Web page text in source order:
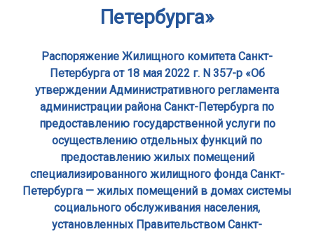
Петербурга»
Распоряжение Жилищного комитета Санкт-
Петербурга от 18 мая 2022 г. N 357-р «Об
утверждении Административного регламента
администрации района Санкт-Петербурга по
предоставлению государственной услуги по
осуществлению отдельных функций по
предоставлению жилых помещений
специализированного жилищного фонда Санкт-
Петербурга — жилых помещений в домах системы
социального обслуживания населения,
установленных Правительством Санкт-